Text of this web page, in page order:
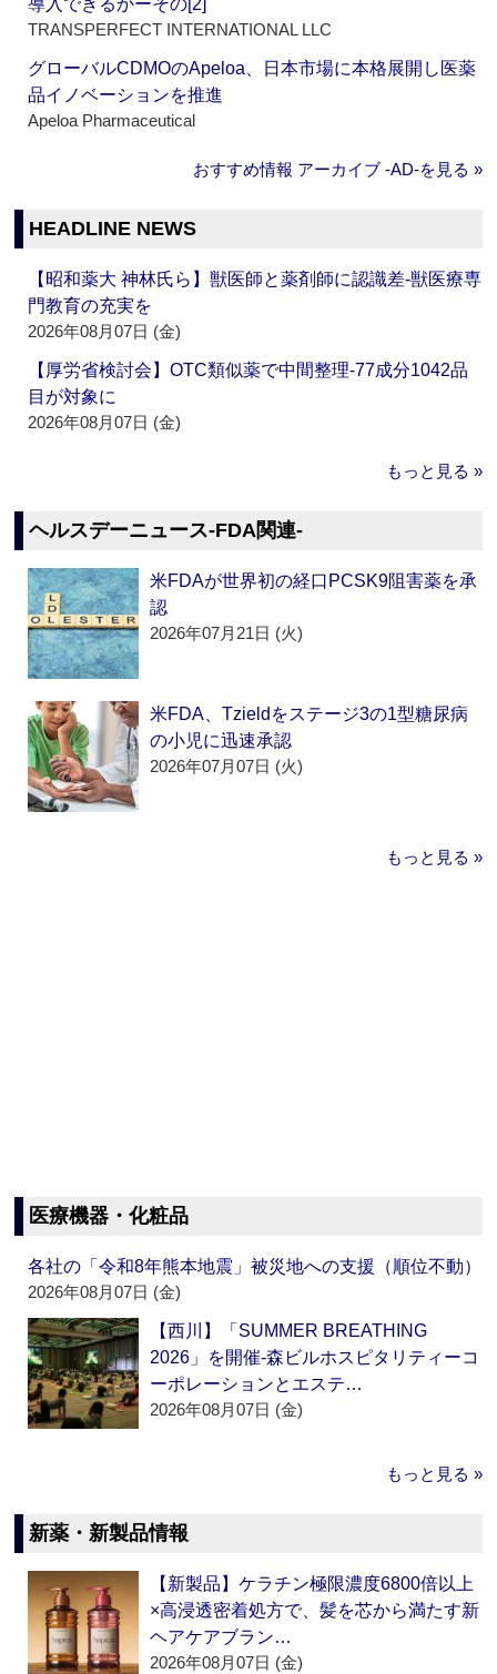
導入できるかーその[2]
TRANSPERFECT INTERNATIONAL LLC
グローバルCDMOのApeloa、日本市場に本格展開し医薬
品イノベーションを推進
Apeloa Pharmaceutical
おすすめ情報 アーカイブ ‐AD‐を見る »
HEADLINE NEWS
【昭和薬大 神林氏ら】獣医師と薬剤師に認識差‐獣医療専
門教育の充実を
2026年08月07日 (金)
【厚労省検討会】OTC類似薬で中間整理‐77成分1042品
目が対象に
2026年08月07日 (金)
もっと見る »
ヘルスデーニュース‐FDA関連‐
米FDAが世界初の経口PCSK9阻害薬を承
認
2026年07月21日 (火)
米FDA、Tzieldをステージ3の1型糖尿病
の小児に迅速承認
2026年07月07日 (火)
もっと見る »
医療機器・化粧品
各社の「令和8年熊本地震」被災地への支援（順位不動）
2026年08月07日 (金)
【西川】「SUMMER BREATHING
2026」を開催‐森ビルホスピタリティーコ
ーポレーションとエステ…
2026年08月07日 (金)
もっと見る »
新薬・新製品情報
【新製品】ケラチン極限濃度6800倍以上
×高浸透密着処方で、髪を芯から満たす新
ヘアケアブラン…
2026年08月07日 (金)